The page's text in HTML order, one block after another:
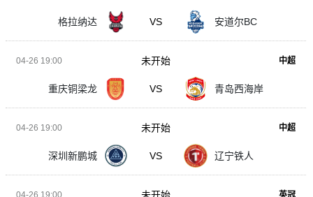
格拉纳达 VS 安道尔BC
04-26 19:00 中超
重庆铜梁龙 VS 青岛西海岸
未开始
04-26 19:00 中超
深圳新鹏城 VS 辽宁铁人
未开始
04-26 19:00 英冠